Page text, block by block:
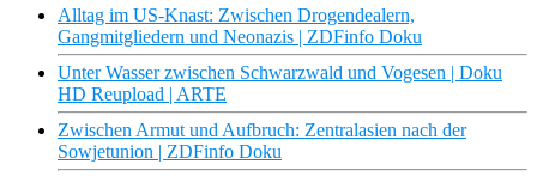
Alltag im US-Knast: Zwischen Drogendealern,
Gangmitgliedern und Neonazis | ZDFinfo Doku
Unter Wasser zwischen Schwarzwald und Vogesen | Doku
HD Reupload | ARTE
Zwischen Armut und Aufbruch: Zentralasien nach der
Sowjetunion | ZDFinfo Doku